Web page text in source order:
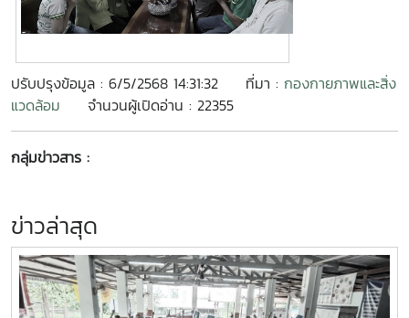
ปรับปรุงข้อมูล : 6/5/2568 14:31:32 ที่มา : กองกายภาพและสิ่ง
แวดล้อม
จำนวนผู้เปิดอ่าน : 22355
กลุ่มข่าวสาร :
ข่าวล่าสุด